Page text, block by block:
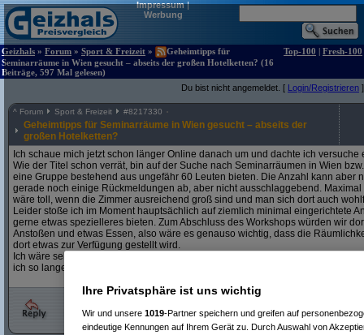
Impressum|
Werbung
Geizhals » Forum » Sport & Freizeit »
Geheimtipps für
Seminarräume in Wien gesucht – abseits der großen Hotelketten? (16
Beiträge, 597 Mal gelesen)
Top-100 | Fresh-100
Du bist nicht angemeldet. [ Login/Registrieren ]
^ Forum Sport & Freizeit #8217330
Geheimtipps für Seminarräume in Wien gesucht – abseits der
großen Hotelketten?
Ich schaue mich jetzt schon länger Online danach um und dachte ich versuche
Wie der Titel schon verrät, bin auf der Suche nach Seminarräumen in Wien
eine Gruppe bestehend aus ungefähr 60 Leuten bieten. Die Anzahl kann aber
gerade noch einige Rückmeldungen ab, aber nicht ausschlaggebend.
wäre toll, wenn die Zimmer ausreichend groß sind und man sich dort auch
Leider stoße ich im Moment hauptsächlich auf ziemlich minimal eingerichtete
gerne etwas spezielleres bieten. Zum Abschluss des Workshops würden wir
Anstoßen und etwas Essen, also wäre es genauso wichtig, dass die
dort etwas zur Verfügung gestellt wird.
Ich wäre sehr dankbar, wenn jemand seine Erfahrungen in dem Bereich teilen
ich so lange brauche um was zu finden.
Ihre Privatsphäre ist uns wichtig
Wir und unsere 1019-Partner speichern und greifen auf
eindeutige Kennungen auf Ihrem Gerät zu. Durch Auswahl von